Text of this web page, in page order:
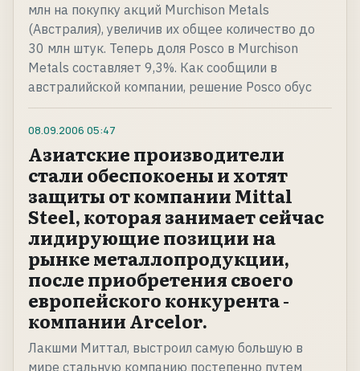
млн на покупку акций Murchison Metals
(Австралия), увеличив их общее количество до
30 млн штук. Теперь доля Posco в Murchison
Metals составляет 9,3%. Как сообщили в
австралийской компании, решение Posco обус
08.09.2006 05:47
Азиатские производители
стали обеспокоены и хотят
защиты от компании Mittal
Steel, которая занимает сейчас
лидирующие позиции на
рынке металлопродукции,
после приобретения своего
европейского конкурента -
компании Arcelor.
Лакшми Миттал, выстроил самую большую в
мире стальную компанию постепенно путем